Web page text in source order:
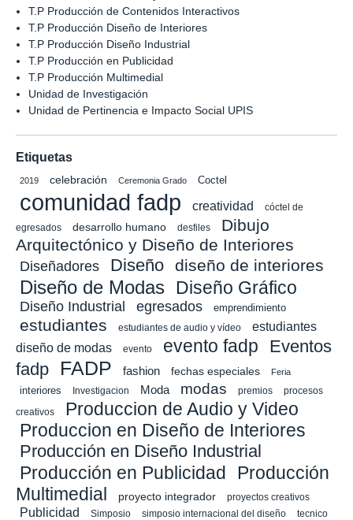
T.P Producción de Contenidos Interactivos
T.P Producción Diseño de Interiores
T.P Producción Diseño Industrial
T.P Producción en Publicidad
T.P Producción Multimedial
Unidad de Investigación
Unidad de Pertinencia e Impacto Social UPIS
Etiquetas
2019 celebración Ceremonia Grado Coctel
comunidad fadp creatividad
cóctel de
egresados
desarrollo humano desfiles
Dibujo
Arquitectónico y Diseño de Interiores
Diseñadores Diseño diseño de interiores
Diseño de Modas Diseño Gráfico
Diseño Industrial egresados emprendimiento
estudiantes estudiantes de audio y vídeo
estudiantes
diseño de modas
evento evento fadp
Eventos
fadp
FADP fashion fechas especiales Feria
interiores Investigacion Moda modas premios procesos
creativos Produccion de Audio y Video
Produccion en Diseño de Interiores
Producción en Diseño Industrial
Producción en Publicidad
Producción
Multimedial
proyecto integrador proyectos creativos
Publicidad Simposio simposio internacional del diseño
tecnico